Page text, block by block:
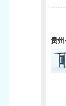
贵州